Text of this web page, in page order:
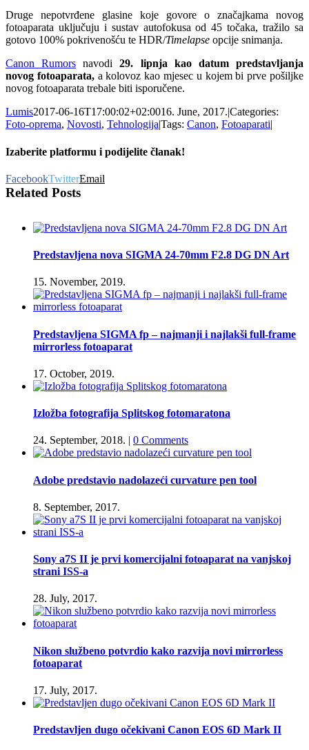
Druge nepotvrđene glasine koje govore o značajkama novog
fotoaparata uključuju i sustav autofokusa od 45 točaka, tražilo sa
gotovo 100% pokrivenošću te HDR/Timelapse opcije snimanja.
Canon Rumors navodi29. lipnja kao datum predstavljanja
novog fotoaparata,a kolovoz kao mjesec u kojem bi prve pošiljke
novog fotoaparata trebale biti isporučene.
Lumis2017-06-16T17:00:02+02:0016. June, 2017.|Categories:
Foto-oprema, Novosti, Tehnologija|Tags: Canon, Fotoaparati|
Izaberite platformu i podijelite članak!
FacebookTwitterEmail
Related Posts
Predstavljena nova SIGMA 24-70mm F2.8 DG DN Art
15. November, 2019.
Predstavljena SIGMA fp – najmanji i najlakši full-frame
mirrorless fotoaparat
17. October, 2019.
Izložba fotografija Splitskog fotomaratona
24. September, 2018. | 0 Comments
Adobe predstavio nadolazeći curvature pen tool
8. September, 2017.
Sony a7S II je prvi komercijalni fotoaparat na vanjskoj
strani ISS-a
28. July, 2017.
Nikon službeno potvrdio kako razvija novi mirrorless
fotoaparat
17. July, 2017.
Predstavljen dugo očekivani Canon EOS 6D Mark II